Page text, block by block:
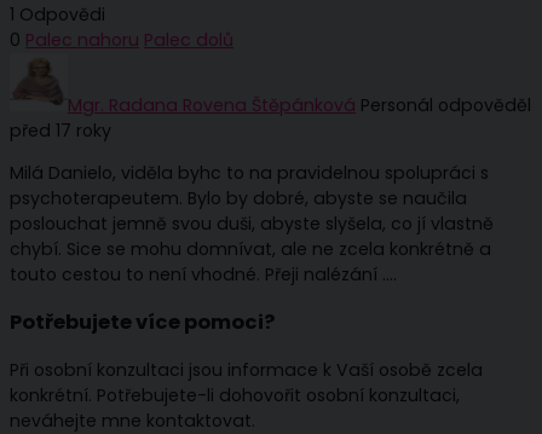
1 Odpovědi
0 Palec nahoru Palec dolů
Mgr. Radana Rovena Štěpánková Personál odpověděl
před 17 roky
Milá Danielo, viděla byhc to na pravidelnou spolupráci s
psychoterapeutem. Bylo by dobré, abyste se naučila
poslouchat jemně svou duši, abyste slyšela, co jí vlastně
chybí. Sice se mohu domnívat, ale ne zcela konkrétně a
touto cestou to není vhodné. Přeji nalézání ….
Potřebujete více pomoci?
Při osobní konzultaci jsou informace k Vaší osobě zcela
konkrétní. Potřebujete-li dohovořit osobní konzultaci,
neváhejte mne kontaktovat.